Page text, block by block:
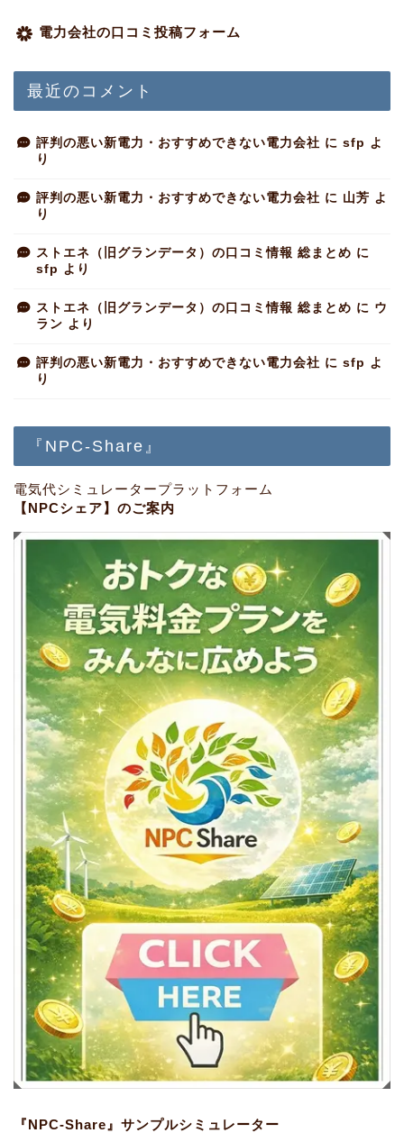
電力会社の口コミ投稿フォーム
最近のコメント
評判の悪い新電力・おすすめできない電力会社 に sfp よ
り
評判の悪い新電力・おすすめできない電力会社 に 山芳 よ
り
ストエネ（旧グランデータ）の口コミ情報 総まとめ に
sfp より
ストエネ（旧グランデータ）の口コミ情報 総まとめ に ウ
ラン より
評判の悪い新電力・おすすめできない電力会社 に sfp よ
り
『NPC-Share』
電気代シミュレータープラットフォーム
【NPCシェア】のご案内
『NPC-Share』サンプルシミュレーター